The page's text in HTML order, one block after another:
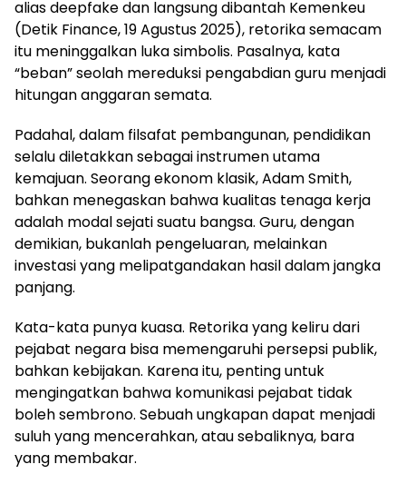
alias deepfake dan langsung dibantah Kemenkeu
(Detik Finance, 19 Agustus 2025), retorika semacam
itu meninggalkan luka simbolis. Pasalnya, kata
“beban” seolah mereduksi pengabdian guru menjadi
hitungan anggaran semata.
Padahal, dalam filsafat pembangunan, pendidikan
selalu diletakkan sebagai instrumen utama
kemajuan. Seorang ekonom klasik, Adam Smith,
bahkan menegaskan bahwa kualitas tenaga kerja
adalah modal sejati suatu bangsa. Guru, dengan
demikian, bukanlah pengeluaran, melainkan
investasi yang melipatgandakan hasil dalam jangka
panjang.
Kata-kata punya kuasa. Retorika yang keliru dari
pejabat negara bisa memengaruhi persepsi publik,
bahkan kebijakan. Karena itu, penting untuk
mengingatkan bahwa komunikasi pejabat tidak
boleh sembrono. Sebuah ungkapan dapat menjadi
suluh yang mencerahkan, atau sebaliknya, bara
yang membakar.